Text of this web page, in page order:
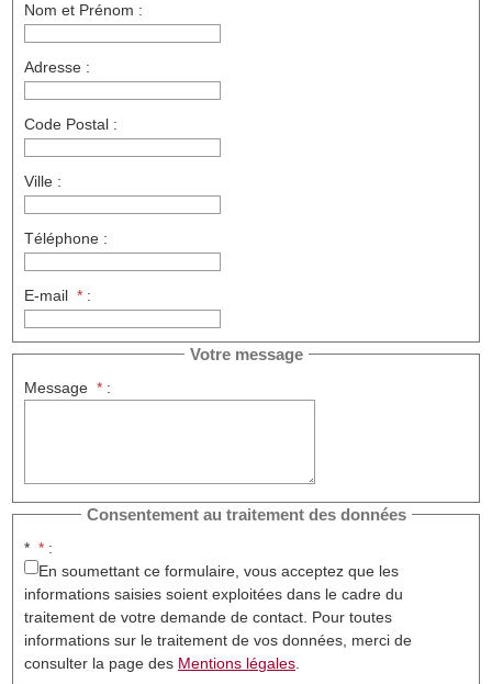
Nom et Prénom :
Adresse :
Code Postal :
Ville :
Téléphone :
E-mail * :
Votre message
Message * :
Consentement au traitement des données
* * :
En soumettant ce formulaire, vous acceptez que les
informations saisies soient exploitées dans le cadre du
traitement de votre demande de contact. Pour toutes
informations sur le traitement de vos données, merci de
consulter la page des Mentions légales